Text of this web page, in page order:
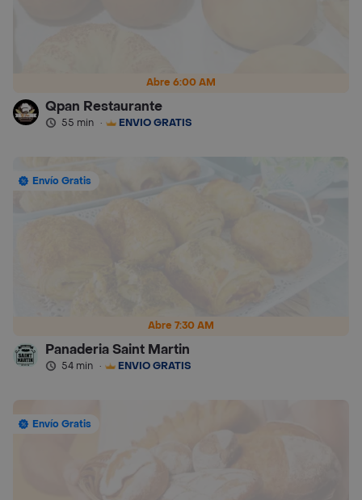
Abre 6:00 AM
Qpan Restaurante
55 min · ENVÍO GRATIS
Abre 7:30 AM
Envío Gratis
Panaderia Saint Martin
54 min · ENVÍO GRATIS
Envío Gratis